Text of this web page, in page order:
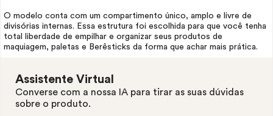
O modelo conta com um compartimento único, amplo e livre de
divisórias internas. Essa estrutura foi escolhida para que você tenha
total liberdade de empilhar e organizar seus produtos de
maquiagem, paletas e Berêsticks da forma que achar mais prática.
Assistente Virtual
Converse com a nossa IA para tirar as suas dúvidas
sobre o produto.